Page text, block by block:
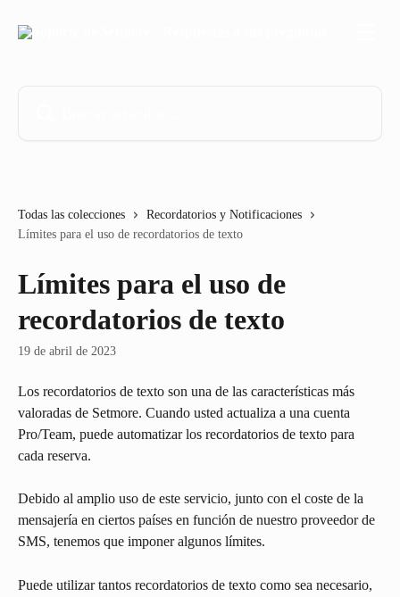
Todas las colecciones
Recordatorios y Notificaciones
Límites para el uso de recordatorios de texto
Límites para el uso de
recordatorios de texto
19 de abril de 2023
Los recordatorios de texto son una de las características más
valoradas de Setmore. Cuando usted actualiza a una cuenta
Pro/Team, puede automatizar los recordatorios de texto para
cada reserva.
Debido al amplio uso de este servicio, junto con el coste de la
mensajería en ciertos países en función de nuestro proveedor de
SMS, tenemos que imponer algunos límites.
Puede utilizar tantos recordatorios de texto como sea necesario,